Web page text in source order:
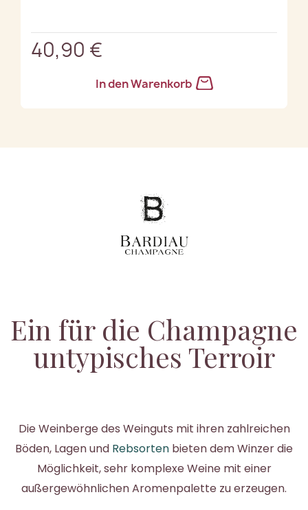
40,90 €
In den Warenkorb
Ein für die Champagne
untypisches Terroir
Die Weinberge des Weinguts mit ihren zahlreichen
Böden, Lagen und Rebsorten bieten dem Winzer die
Möglichkeit, sehr komplexe Weine mit einer
außergewöhnlichen Aromenpalette zu erzeugen.